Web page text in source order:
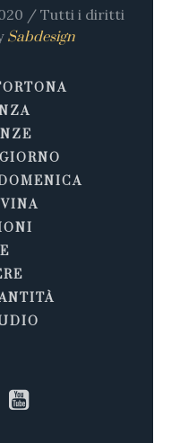
/ Tutti i diritti
Sabdesign